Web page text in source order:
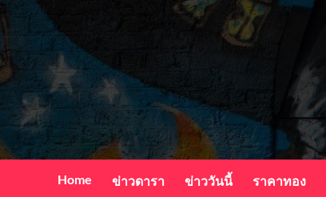
to
content
Home ข่าวดารา ข่าววันนี้ ราคาทอง